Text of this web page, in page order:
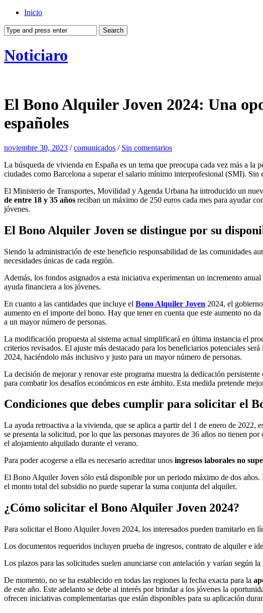
Inicio
Noticiaro
El Bono Alquiler Joven 2024: Una
españoles
noviembre 30, 2023 /comunicados / Sin comentarios
La búsqueda de vivienda en España es un tema que preocupa cada vez más a la
ciudades como Barcelona a superar el salario mínimo interprofesional (SMI).
El Ministerio de Transportes, Movilidad y Agenda Urbana ha introducido un
de entre 18 y 35 años reciban un máximo de 250 euros cada mes para ayudar
jóvenes.
El Bono Alquiler Joven se distingue por su
Siendo la administración de este beneficio responsabilidad de las comunidades
necesidades únicas de cada región.
Además, los fondos asignados a esta iniciativa experimentan un incremento
ayuda financiera a los jóvenes.
En cuanto a las cantidades que incluye el Bono Alquiler Joven 2024, el
aumento en el importe del bono. Hay que tener en cuenta que este aumento no
a un mayor número de personas.
La modificación propuesta al sistema actual simplificará en última instancia el
criterios revisados. El ajuste más destacado para los beneficiarios potenciales
2024, haciéndolo más inclusivo y justo para un mayor número de personas.
La decisión de mejorar y renovar este programa muestra la dedicación
para combatir los desafíos económicos en este ámbito. Esta medida pretende
Condiciones que debes cumplir para solicitar el
La ayuda retroactiva a la vivienda, que se aplica a partir del 1 de enero de 2022,
se presenta la solicitud, por lo que las personas mayores de 36 años no tienen
el alojamiento alquilado durante el verano.
Para poder acogerse a ella es necesario acreditar unos ingresos laborales no
El Bono Alquiler Joven sólo está disponible por un periodo máximo de dos
el monto total del subsidio no puede superar la suma conjunta del alquiler.
¿Cómo solicitar el Bono Alquiler Joven 2024?
Para solicitar el Bono Alquiler Joven 2024, los interesados pueden tramitarlo en
Los documentos requeridos incluyen prueba de ingresos, contrato de alquiler e
Los plazos para las solicitudes suelen anunciarse con antelación y varían según
De momento, no se ha establecido en todas las regiones la fecha exacta para la
de este año. Este adelanto se debe al interés por brindar a los jóvenes la
ofrecen iniciativas complementarias que están disponibles para su aplicación